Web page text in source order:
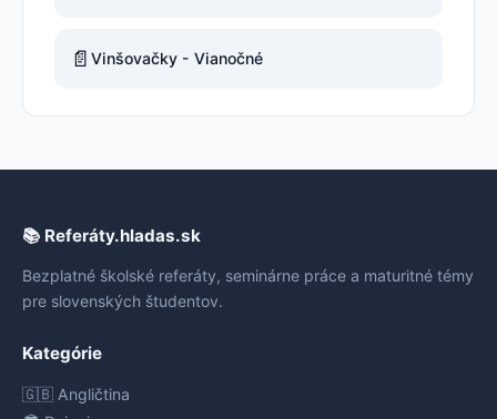
📄 Vinšovačky - Vianočné
📚 Referáty.hladas.sk
Bezplatné školské referáty, seminárne práce a maturitné témy
pre slovenských študentov.
Kategórie
🇬🇧 Angličtina